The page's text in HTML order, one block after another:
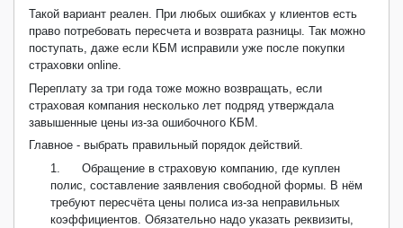
Такой вариант реален. При любых ошибках у клиентов есть
право потребовать пересчета и возврата разницы. Так можно
поступать, даже если КБМ исправили уже после покупки
страховкиonline.
Переплату за три года тоже можно возвращать, если
страховая компания несколько лет подряд утверждала
завышенные цены из-за ошибочного КБМ.
Главное - выбрать правильный порядок действий.
1.
Обращение в страховую компанию, где куплен
полис, составление заявления свободной формы. В нём
требуют пересчёта цены полиса из-за неправильных
коэффициентов. Обязательно надо указать реквизиты,